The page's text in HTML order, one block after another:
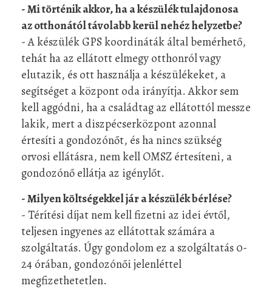
- Mi történik akkor, ha a készülék tulajdonosa
az otthonától távolabb kerül nehéz helyzetbe?
- A készülék GPS koordináták által bemérhető,
tehát ha az ellátott elmegy otthonról vagy
elutazik, és ott használja a készülékeket, a
segítséget a központ oda irányítja. Akkor sem
kell aggódni, ha a családtag az ellátottól messze
lakik, mert a diszpécserközpont azonnal
értesíti a gondozónőt, és ha nincs szükség
orvosi ellátásra, nem kell OMSZ értesíteni, a
gondozónő ellátja az igénylőt.
- Milyen költségekkel jár a készülék bérlése?
- Térítési díjat nem kell fizetni az idei évtől,
teljesen ingyenes az ellátottak számára a
szolgáltatás. Úgy gondolom ez a szolgáltatás 0-
24 órában, gondozónői jelenléttel
megfizethetetlen.